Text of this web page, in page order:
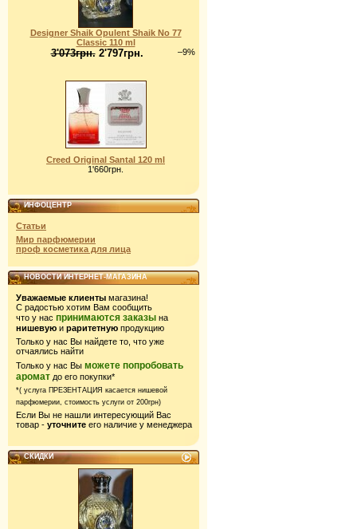
Designer Shaik Opulent Shaik No 77
Classic 110 ml
–9%
3'073грн.2'797грн.
Creed Original Santal 120 ml
1'660грн.
ИНФОЦЕНТР
Статьи
Мир парфюмерии
проф косметика для лица
НОВОСТИ ИНТЕРНЕТ-МАГАЗИНА
Уважаемые клиенты магазина!
С радостью хотим Вам сообщить
что у нас принимаются заказы на
нишевую и раритетную продукцию
Только у нас Вы найдете то, что уже
отчаялись найти
Только у нас Вы можете попробовать
аромат до его покупки*
*( услуга ПРЕЗЕНТАЦИЯ касается нишевой
парфюмерии, стоимость услуги от 200грн)
Если Вы не нашли интересующий Вас
товар - уточните его наличие у менеджера
СКИДКИ